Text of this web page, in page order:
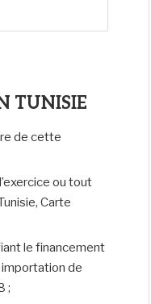
TUNISIE
de cette
ou tout
Carte
le financement
importation de
;